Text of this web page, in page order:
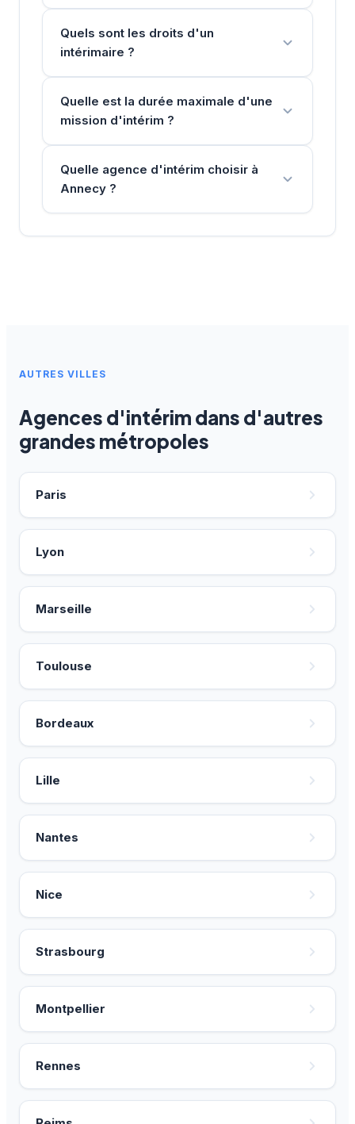
Quels sont les droits d'un
intérimaire ?
Quelle est la durée maximale d'une
mission d'intérim ?
Quelle agence d'intérim choisir à
Annecy ?
AUTRES VILLES
Agences d'intérim dans d'autres
grandes métropoles
Paris
Lyon
Marseille
Toulouse
Bordeaux
Lille
Nantes
Nice
Strasbourg
Montpellier
Rennes